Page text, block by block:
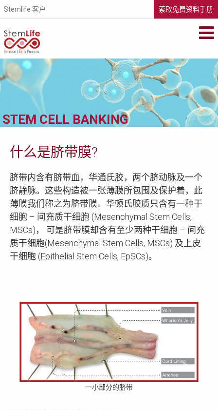
Stemlife 客户 索取免费资料手册
STEMLIFE BERHAD
Secure your family's future health by
storing your newborn's stem cells with
StemLife, the pioneer of the cord blood
banking industry in Malaysia.
METASCREEN
If you’re pregnant or your baby is less than
6 months old, find out if your baby is
carrying life-threatening metabolic
VISIT WEBSITE
STEM CELL BANKING
什么是脐带膜?
脐带内含有脐带血，华通氏胶，两个脐动脉及一个
脐静脉。这些构造被一张薄膜所包围及保护着，此
薄膜我们称之为脐带膜。华顿氏胶质只含有一种干
细胞 – 间充质干细胞 (Mesenchymal Stem Cells,
MSCs)， 可是脐带膜却含有至少两种干细胞 – 间充
质干细胞(Mesenchymal Stem Cells, MSCs) 及上皮
干细胞 (Epithelial Stem Cells, EpSCs)。
一小部分的脐带